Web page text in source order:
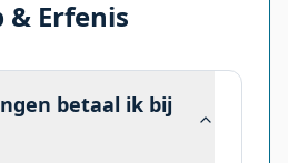
& Erfenis
betaal ik bij